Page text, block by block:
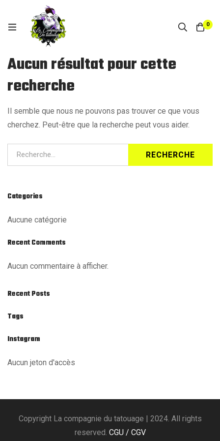
0
Aucun résultat pour cette
recherche
Il semble que nous ne pouvons pas trouver ce que vous
cherchez. Peut-être que la recherche peut vous aider.
Recherche
pour:
RECHERCHE
Categories
Aucune catégorie
Recent Comments
Aucun commentaire à afficher.
Recent Posts
Tags
Instagram
Aucun jeton d'accès
Copyright La compagnie du tatouage | 2024. All rights
reserved. CGU / CGV